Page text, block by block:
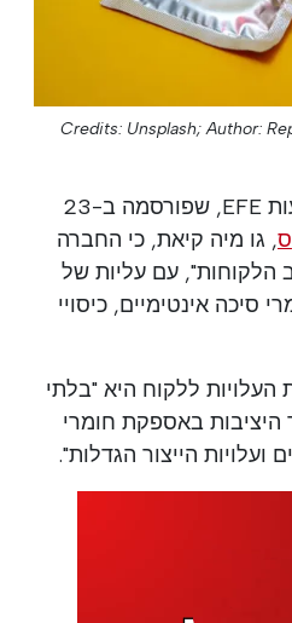
Credits: Unsplash; Author:
בהצהרות לסוכנות הידיעות EFE, שפורסמה ב-23
, גו מיה קיאת, כי החברה
הלקוחות", עם עליות של
חומרי סיכה אינטימיים, כיסויי
ללקוח היא "בלתי
באספקת חומרי
ועלויות הייצור הגדלות".